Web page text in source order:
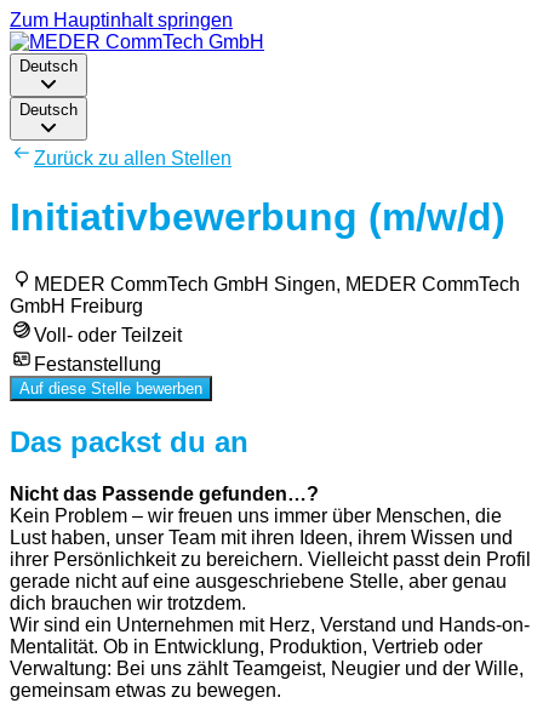
Zum Hauptinhalt springen
Deutsch
Deutsch
Zurück zu allen Stellen
Initiativbewerbung (m/w/d)
MEDER CommTech GmbH Singen, MEDER CommTech
GmbH Freiburg
Voll- oder Teilzeit
Festanstellung
Auf diese Stelle bewerben
Das packst du an
Nicht das Passende gefunden…?
Kein Problem – wir freuen uns immer über Menschen, die
Lust haben, unser Team mit ihren Ideen, ihrem Wissen und
ihrer Persönlichkeit zu bereichern. Vielleicht passt dein Profil
gerade nicht auf eine ausgeschriebene Stelle, aber genau
dich brauchen wir trotzdem.
Wir sind ein Unternehmen mit Herz, Verstand und Hands-on-
Mentalität. Ob in Entwicklung, Produktion, Vertrieb oder
Verwaltung: Bei uns zählt Teamgeist, Neugier und der Wille,
gemeinsam etwas zu bewegen.